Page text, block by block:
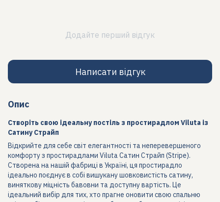
Додайте перший відгук
Написати відгук
Опис
Створіть свою ідеальну постіль з простирадлом Viluta із
Сатину Страйп
Відкрийте для себе світ елегантності та неперевершеного
комфорту з простирадлами Viluta Сатин Страйп (Stripe).
Створена на нашій фабриці в Україні, ця простирадло
ідеально поєднує в собі вишукану шовковистість сатину,
виняткову міцність бавовни та доступну вартість. Це
ідеальний вибір для тих, хто прагне оновити свою спальню